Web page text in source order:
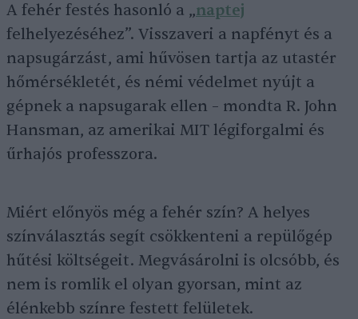
A fehér festés hasonló a „naptej
felhelyezéséhez”. Visszaveri a napfényt és a
napsugárzást, ami hűvösen tartja az utastér
hőmérsékletét, és némi védelmet nyújt a
gépnek a napsugarak ellen – mondta R. John
Hansman, az amerikai MIT légiforgalmi és
űrhajós professzora.
Miért előnyös még a fehér szín? A helyes
színválasztás segít csökkenteni a repülőgép
hűtési költségeit. Megvásárolni is olcsóbb, és
nem is romlik el olyan gyorsan, mint az
élénkebb színre festett felületek.